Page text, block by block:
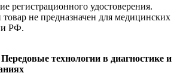
регистрационного удостоверения.
не предназначен для медицинских
РФ.
Передовые технологии в диагностике и